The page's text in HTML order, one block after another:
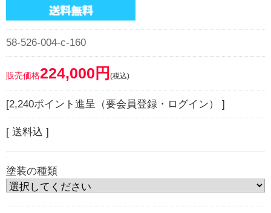
58-526-004-c-160
販売価格224,000円 (税込)
[2,240ポイント進呈（要会員登録・ログイン） ]
[ 送料込 ]
塗装の種類